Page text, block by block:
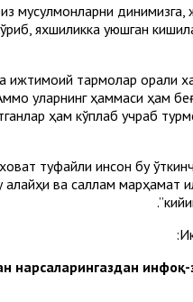
мусулмонларни динимизга,
яхшиликка уюшган
ижтимоий тармоқлар орқали
уларнинг ҳаммаси ҳам
ҳам кўплаб учраб
туфайли инсон бу
алайҳи ва саллам марҳамат
сизлар суйган